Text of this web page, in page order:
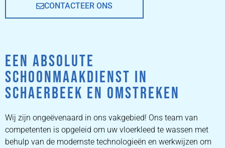
CONTACTEER ONS
EEN ABSOLUTE
SCHOONMAAKDIENST IN
SCHAERBEEK EN OMSTREKEN
Wij zijn ongeëvenaard in ons vakgebied! Ons team van
competenten is opgeleid om uw vloerkleed te wassen met
behulp van de modernste technologieën en werkwijzen om